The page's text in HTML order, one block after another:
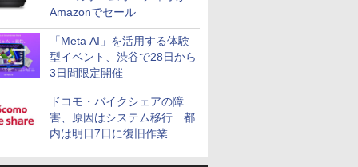
Amazonでセール
「Meta AI」を活用する体験
型イベント、渋谷で28日から
3日間限定開催
ドコモ・バイクシェアの障
害、原因はシステム移行 都
内は明日7日に復旧作業